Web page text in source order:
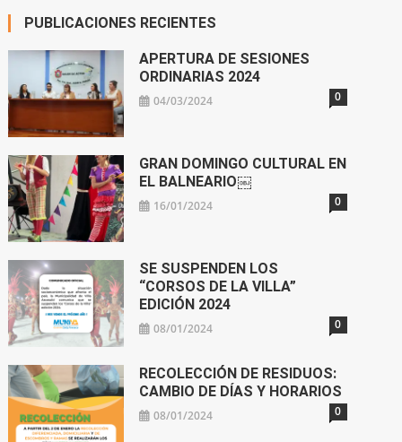
PUBLICACIONES RECIENTES
APERTURA DE SESIONES
ORDINARIAS 2024
04/03/2024 0
GRAN DOMINGO CULTURAL EN
EL BALNEARIO￼
16/01/2024 0
SE SUSPENDEN LOS
“CORSOS DE LA VILLA”
EDICIÓN 2024
08/01/2024 0
RECOLECCIÓN DE RESIDUOS:
CAMBIO DE DÍAS Y HORARIOS
08/01/2024 0